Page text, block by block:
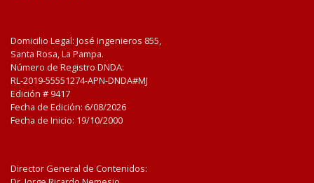
Domicilio Legal: José Ingenieros 855,
Santa Rosa, La Pampa.
Número de Registro DNDA:
RL-2019-55551274-APN-DNDA#MJ
Edición # 9417
Fecha de Edición: 6/08/2026
Fecha de Inicio: 19/10/2000
Director General de Contenidos: